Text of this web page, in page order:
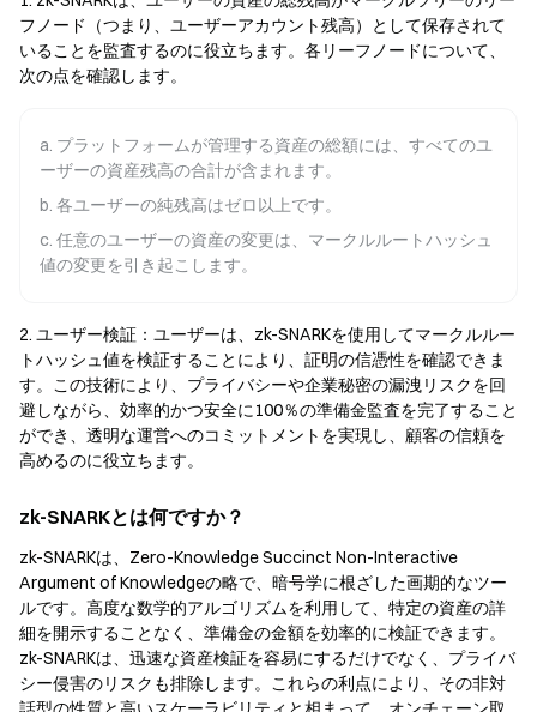
フノード（つまり、ユーザーアカウント残高）として保存されて
いることを監査するのに役立ちます。各リーフノードについて、
次の点を確認します。
a. プラットフォームが管理する資産の総額には、すべてのユ
ーザーの資産残高の合計が含まれます。
b. 各ユーザーの純残高はゼロ以上です。
c. 任意のユーザーの資産の変更は、マークルルートハッシュ
値の変更を引き起こします。
2. ユーザー検証：ユーザーは、zk-SNARKを使用してマークルルー
トハッシュ値を検証することにより、証明の信憑性を確認できま
す。この技術により、プライバシーや企業秘密の漏洩リスクを回
避しながら、効率的かつ安全に100％の準備金監査を完了すること
ができ、透明な運営へのコミットメントを実現し、顧客の信頼を
高めるのに役立ちます。
zk-SNARKとは何ですか？
zk-SNARKは、Zero-Knowledge Succinct Non-Interactive
Argument of Knowledgeの略で、暗号学に根ざした画期的なツー
ルです。高度な数学的アルゴリズムを利用して、特定の資産の詳
細を開示することなく、準備金の金額を効率的に検証できます。
zk-SNARKは、迅速な資産検証を容易にするだけでなく、プライバ
シー侵害のリスクも排除します。これらの利点により、その非対